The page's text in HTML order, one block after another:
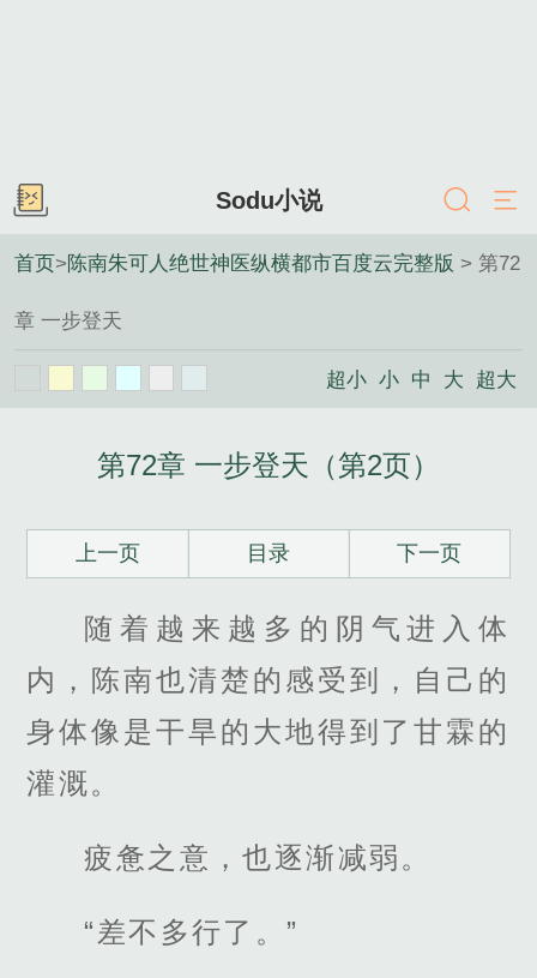
Sodu小说
首页>陈南朱可人绝世神医纵横都市百度云完整版 > 第72
章 一步登天
超小 小 中 大 超大
第72章 一步登天（第2页）
上一页 目录 下一页
随着越来越多的阴气进入体
内，陈南也清楚的感受到，自己的
身体像是干旱的大地得到了甘霖的
灌溉。
疲惫之意，也逐渐减弱。
“差不多行了。”